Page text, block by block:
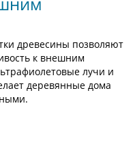
древесины позволяют
к внешним
лучи и
деревянные дома